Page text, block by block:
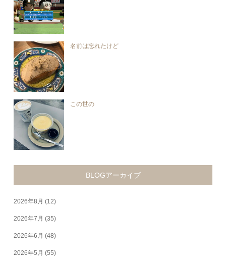
名前は忘れたけど
この世の
BLOGアーカイブ
2026年8月 (12)
2026年7月 (35)
2026年6月 (48)
2026年5月 (55)